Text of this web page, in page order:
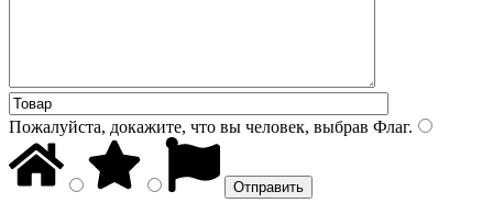
Пожалуйста, докажите, что вы человек, выбрав Флаг.